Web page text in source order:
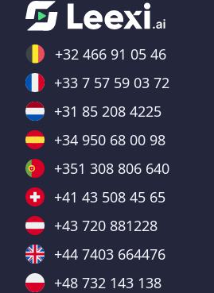
+32 466 91 05 46
+33 7 57 59 03 72
+31 85 208 4225
+34 950 68 00 98
+351 308 806 640
+41 43 508 45 65
+43 720 881228
+44 7403 664476
+48 732 143 138